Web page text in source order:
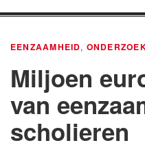
EENZAAMHEID, ONDERZOEK
Miljoen
van
scholieren